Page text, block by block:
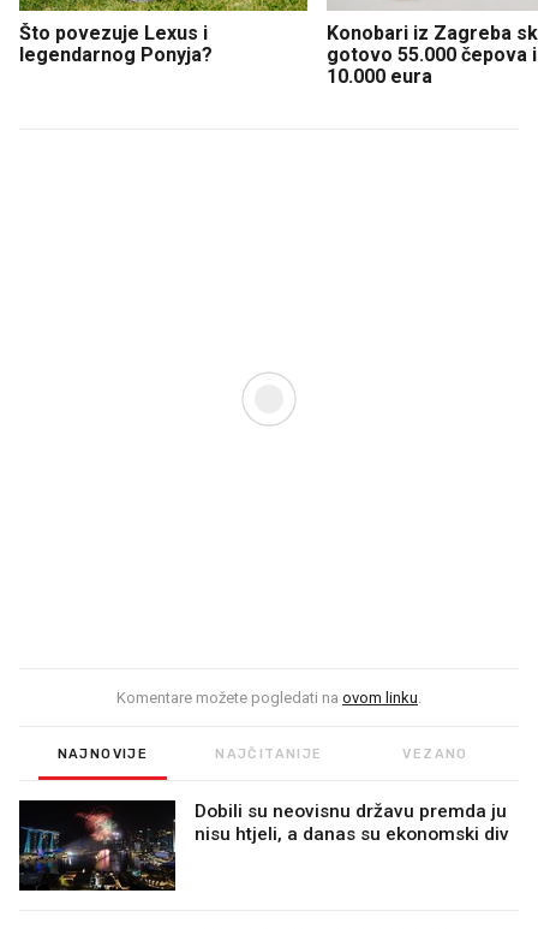
Što povezuje Lexus i
legendarnog Ponyja?
Konobari iz Zagreba
gotovo 55.000 čepova
10.000 eura
Komentare možete pogledati na ovom linku.
NAJNOVIJE NAJČITANIJE VEZANO
Dobili su neovisnu državu premda ju
nisu htjeli, a danas su ekonomski div